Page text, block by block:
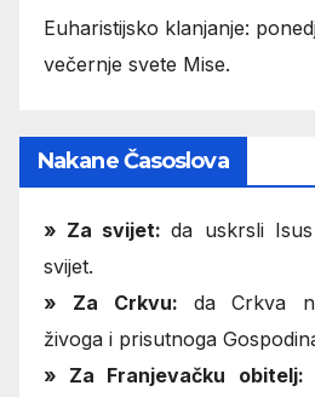
Euharistijsko klanjanje:
večernje svete Mise.
Nakane Časoslova
» Za svijet:da uskrsli
svijet.
» Za Crkvu: da Crkva
živoga i prisutnoga
» Za Franjevačku obitelj: